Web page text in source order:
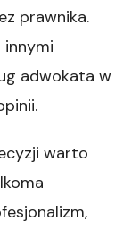
prawnika.
adwokata w
warto